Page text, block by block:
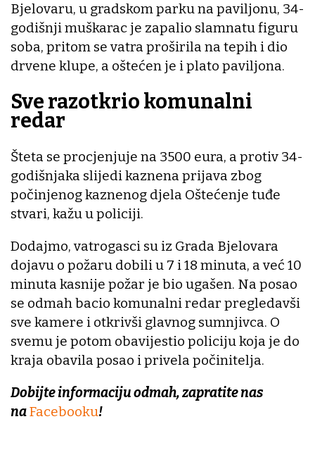
Bjelovaru, u gradskom parku na paviljonu, 34-
godišnji muškarac je zapalio slamnatu figuru
soba, pritom se vatra proširila na tepih i dio
drvene klupe, a oštećen je i plato paviljona.
Sve razotkrio komunalni
redar
Šteta se procjenjuje na 3500 eura, a protiv 34-
godišnjaka slijedi kaznena prijava zbog
počinjenog kaznenog djela Oštećenje tuđe
stvari, kažu u policiji.
Dodajmo, vatrogasci su iz Grada Bjelovara
dojavu o požaru dobili u 7 i 18 minuta, a već 10
minuta kasnije požar je bio ugašen. Na posao
se odmah bacio komunalni redar pregledavši
sve kamere i otkrivši glavnog sumnjivca. O
svemu je potom obavijestio policiju koja je do
kraja obavila posao i privela počinitelja.
Dobijte informaciju odmah, zapratite nas
naFacebooku!